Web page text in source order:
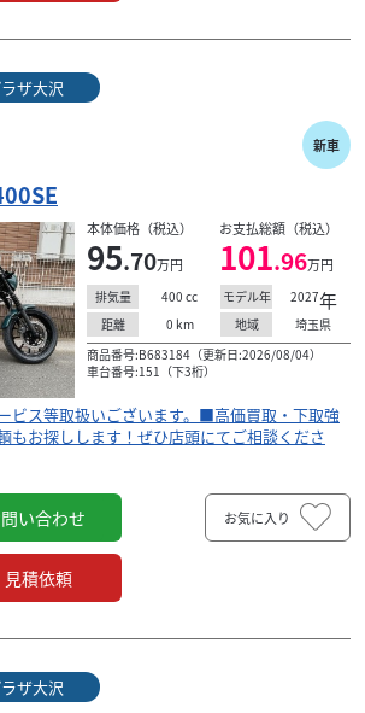
ザ大沢
新車
本体価格（税込）
95.70万円
お支払総額（税込）
101.96万円
排気量 400 cc モデル年 2027年
距離 0 km 地域
埼玉県
商品番号:B683184（更新日:2026/08/04）
車台番号:151（下3桁）
ビス等取扱いございます。■高価買取・下取強
お探しします！ぜひ店頭にてご相談くださ
い合わせ
積依頼
お気に入り
ザ大沢